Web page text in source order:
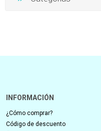
INFORMACIÓN
¿Cómo comprar?
Código de descuento